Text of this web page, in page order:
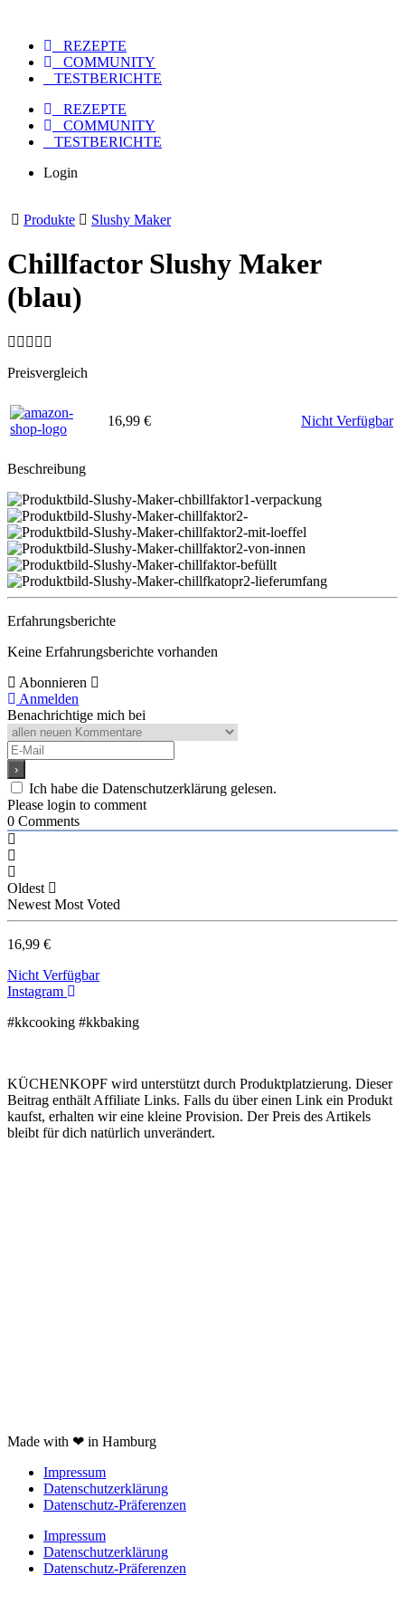
REZEPTE
COMMUNITY
TESTBERICHTE
REZEPTE
COMMUNITY
TESTBERICHTE
Login
Produkte Slushy Maker
Chillfactor Slushy Maker
(blau)
Preisvergleich
16,99 € Nicht Verfügbar
Beschreibung
Erfahrungsberichte
Keine Erfahrungsberichte vorhanden
Abonnieren
Anmelden
Benachrichtige mich bei
Ich habe die Datenschutzerklärung gelesen.
Please login to comment
0 Comments
Oldest
Newest Most Voted
16,99 €
Nicht Verfügbar
Instagram
#kkcooking #kkbaking
KÜCHENKOPF wird unterstützt durch Produktplatzierung. Dieser
Beitrag enthält Affiliate Links. Falls du über einen Link ein Produkt
kaufst, erhalten wir eine kleine Provision. Der Preis des Artikels
bleibt für dich natürlich unverändert.
Made with ❤ in Hamburg
Impressum
Datenschutzerklärung
Datenschutz-Präferenzen
Impressum
Datenschutzerklärung
Datenschutz-Präferenzen